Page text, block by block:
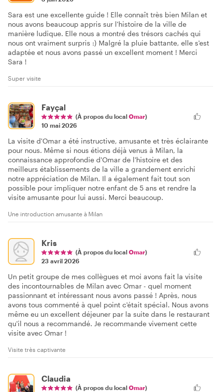
Sara est une excellente guide ! Elle connaît très bien Milan et
nous avons beaucoup appris sur l'histoire de la ville de
manière ludique. Elle nous a montré des trésors cachés qui
nous ont vraiment surpris :) Malgré la pluie battante, elle s'est
adaptée et nous avons passé un excellent moment ! Merci
Sara !
Super visite
Fayçal
(À propos du local Omar)
10 mai 2026
La visite d'Omar a été instructive, amusante et très éclairante
pour nous. Même si nous étions déjà venus à Milan, la
connaissance approfondie d'Omar de l'histoire et des
meilleurs établissements de la ville a grandement enrichi
notre appréciation de Milan. Il a également fait tout son
possible pour impliquer notre enfant de 5 ans et rendre la
visite amusante pour lui aussi. Merci beaucoup.
Une introduction amusante à Milan
Kris
(À propos du local Omar)
23 avril 2026
Un petit groupe de mes collègues et moi avons fait la visite
des incontournables de Milan avec Omar - quel moment
passionnant et intéressant nous avons passé ! Après, nous
avons tous commenté à quel point c'était spécial. Nous avons
même eu un excellent déjeuner par la suite dans le restaurant
qu'il nous a recommandé. Je recommande vivement cette
visite avec Omar !
Visite très captivante
Claudia
(À propos du local Omar)